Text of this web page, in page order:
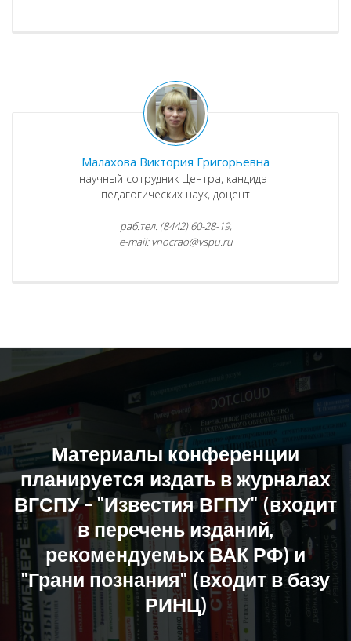
Малахова Виктория Григорьевна
научный сотрудник Центра, кандидат
педагогических наук, доцент
раб.тел. (8442) 60-28-19,
e-mail: vnocrao@vspu.ru
Материалы конференции
планируется издать в журналах
ВГСПУ - "Известия ВГПУ" (входит
в перечень изданий,
рекомендуемых ВАК РФ) и
"Грани познания" (входит в базу
РИНЦ)